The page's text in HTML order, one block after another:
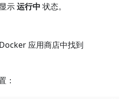
示运行中 状态。
应用商店中找到
：